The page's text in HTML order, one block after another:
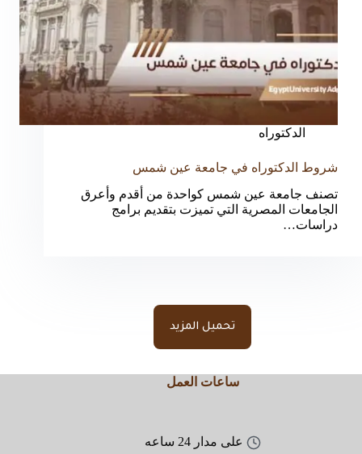
الدكتوراه
شروط الدكتوراه في جامعة عين شمس
تصنف جامعة عين شمس كواحدة من أقدم وأعرق
الجامعات المصرية التي تميزت بتقديم برامج
دراسات…
تحميل المزيد
ساعات العمل
على مدار 24 ساعه